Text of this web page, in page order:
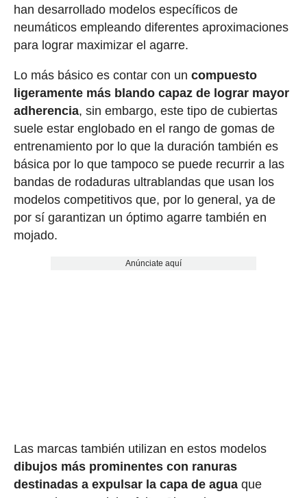
han desarrollado modelos específicos de
neumáticos empleando diferentes aproximaciones
para lograr maximizar el agarre.
Lo más básico es contar con un compuesto
ligeramente más blando capaz de lograr mayor
adherencia, sin embargo, este tipo de cubiertas
suele estar englobado en el rango de gomas de
entrenamiento por lo que la duración también es
básica por lo que tampoco se puede recurrir a las
bandas de rodaduras ultrablandas que usan los
modelos competitivos que, por lo general, ya de
por sí garantizan un óptimo agarre también en
mojado.
Anúnciate aquí
Las marcas también utilizan en estos modelos
dibujos más prominentes con ranuras
destinadas a expulsar la capa de aguaque